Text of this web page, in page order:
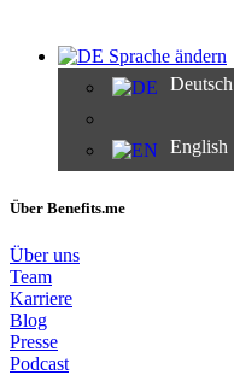
Sprache ändern
Deutsch
English
Über Benefits.me
Über uns
Team
Karriere
Blog
Presse
Podcast